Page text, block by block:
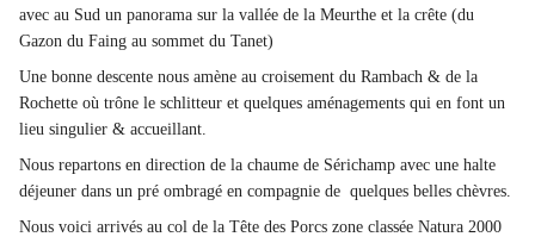
avec au Sud un panorama sur la vallée de la Meurthe et la crête (du
Gazon du Faing au sommet du Tanet)
Une bonne descente nous amène au croisement du Rambach & de la
Rochette où trône le schlitteur et quelques aménagements qui en font un
lieu singulier & accueillant.
Nous repartons en direction de la chaume de Sérichamp avec une halte
déjeuner dans un pré ombragé en compagnie de quelques belles chèvres.
Nous voici arrivés au col de la Tête des Porcs zone classée Natura 2000